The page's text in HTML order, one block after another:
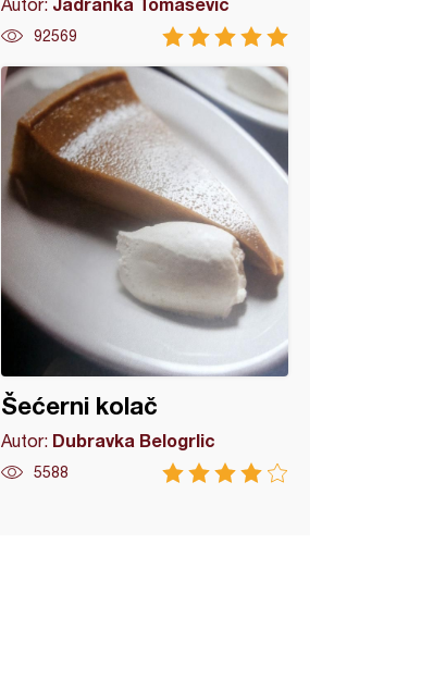
Autor:
92569
Šećerni kolač
Autor: Dubravka Belogrlic
5588